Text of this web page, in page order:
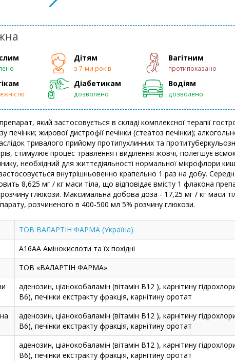
Дітям
з 7-ми років
Вагітним
протипоказано
Діабетикам
дозволено
Водіям
дозволено
який застосовується в складі комплексної терапії
печінки; жирової дистрофії печінки (стеатоз печінки);
тривалого прийому протипухлинних та
стимулює процес травлення і виділення жовчі, полегшує
необхідний для життєдіяльності нормальної мікрофлори
внутрішньовенно крапельно 1 раз на добу.
8,625 мг / кг маси тіла, що відповідає вмісту 1 флакона
глюкози. Максимальна добова доза - 17,25 мг / кг маси
розчиненого в 400-500 мл 5% розчину глюкози.
ТОВ ВАЛАРТІН ФАРМА (Україна)
A16AA Амінокислоти та їх похідні
ТОВ «ВАЛАРТІН ФАРМА».
аденозин, ціанокобаламін (вітамін В12 ), карнітину
В6), печінки екстракту фракція, карнітину оротат
аденозин, ціанокобаламін (вітамін В12 ), карнітину
В6), печінки екстракту фракція, карнітину оротат
аденозин, ціанокобаламін (вітамін В12 ), карнітину
В6), печінки екстракту фракція, карнітину оротат